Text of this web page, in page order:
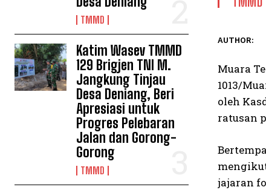
TMMD
Katim Wasev TMMD
129 Brigjen TNI M.
Jangkung Tinjau
Desa Deniang, Beri
Apresiasi untuk
Progres Pelebaran
Jalan dan Gorong-
Gorong
TMMD
AUTHOR:
Muara
1013/
oleh
ratusan
jajaran